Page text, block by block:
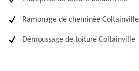
Ramonage de cheminée Coltainville
Démoussage de toiture Coltainville